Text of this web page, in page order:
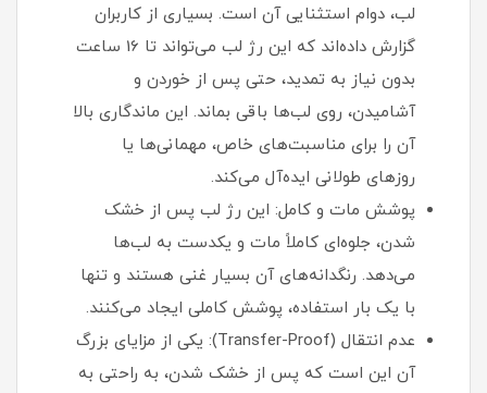
لب، دوام استثنایی آن است. بسیاری از کاربران
گزارش داده‌اند که این رژ لب می‌تواند تا 16 ساعت
بدون نیاز به تمدید، حتی پس از خوردن و
آشامیدن، روی لب‌ها باقی بماند. این ماندگاری بالا
آن را برای مناسبت‌های خاص، مهمانی‌ها یا
روزهای طولانی ایده‌آل می‌کند.
پوشش مات و کامل: این رژ لب پس از خشک
شدن، جلوه‌ای کاملاً مات و یکدست به لب‌ها
می‌دهد. رنگدانه‌های آن بسیار غنی هستند و تنها
با یک بار استفاده، پوشش کاملی ایجاد می‌کنند.
عدم انتقال (Transfer-Proof): یکی از مزایای بزرگ
آن این است که پس از خشک شدن، به راحتی به